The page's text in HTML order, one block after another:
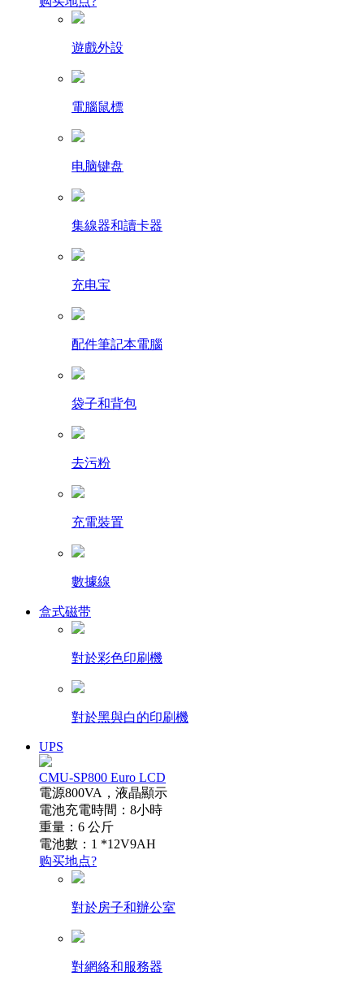
遊戲外設
電腦鼠標
电脑键盘
集線器和讀卡器
充电宝
配件筆記本電腦
袋子和背包
去污粉
充電裝置
數據線
盒式磁带
對於彩色印刷機
對於黑與白的印刷機
UPS
CMU-SP800 Euro LCD
電源800VA，液晶顯示
電池充電時間：8小時
重量：6 公斤
電池數：1 *12V9AH
购买地点?
對於房子和辦公室
對網絡和服務器